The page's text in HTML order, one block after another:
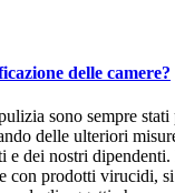
delle camere?
sono sempre stati
delle ulteriori
e dei nostri dipendenti.
con prodotti virucidi,